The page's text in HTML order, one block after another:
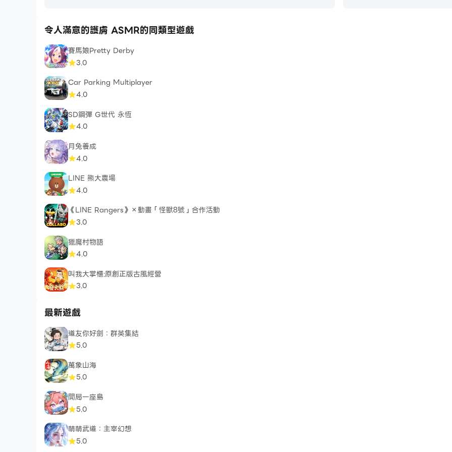
令人滿意的護膚 ASMR的同類型遊戲
賽馬娘Pretty Derby
3.0
Car Parking Multiplayer
4.0
SD鋼彈 G世代 永恆
4.0
月兔養成
4.0
LINE 熊大農場
4.0
《LINE Rangers》×動畫「怪獸8號」合作活動
3.0
獵魔村物語
4.0
叫我大掌櫃:原創正版古風經營
3.0
最新遊戲
道友你好劍：群英集結
5.0
萬象山海
5.0
開局一座島
5.0
萌萌武道：主宰幻想
5.0